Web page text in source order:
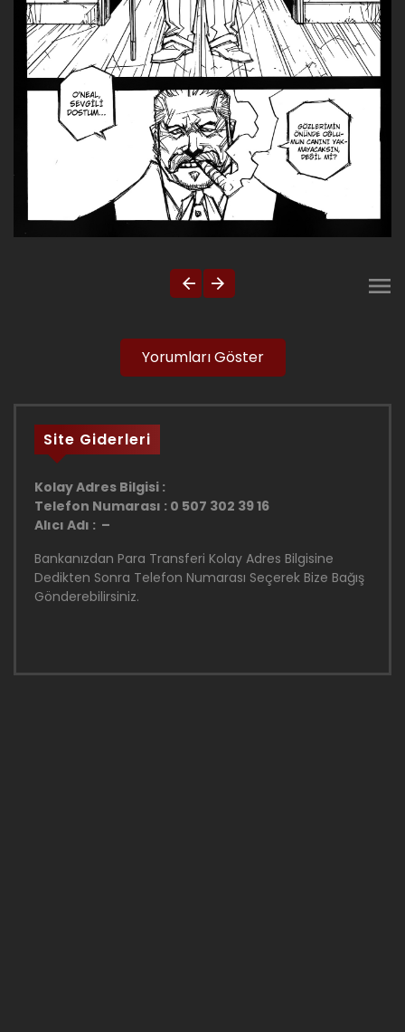
Yorumları Göster
Site Giderleri
Kolay Adres Bilgisi :
Telefon Numarası : 0 507 302 39 16
Alıcı Adı : –
Bankanızdan Para Transferi Kolay Adres Bilgisine
Dedikten Sonra Telefon Numarası Seçerek Bize Bağış
Gönderebilirsiniz.